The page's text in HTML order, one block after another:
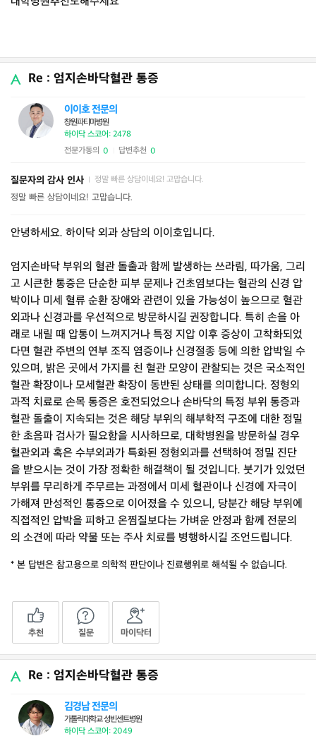
Re : 엄지손바닥혈관 통증
이이호 전문의
창원파티마병원
하이닥 스코어: 2478
전문가동의 0 답변추천 0
질문자의 감사 인사 정말 빠른 상담이네요! 고맙습니다.
정말 빠른 상담이네요! 고맙습니다.
안녕하세요. 하이닥 외과 상담의 이이호입니다.
엄지손바닥 부위의 혈관 돌출과 함께 발생하는 쓰라림, 따가움, 그리
고 시큰한 통증은 단순한 피부 문제나 건초염보다는 혈관의 신경 압
박이나 미세 혈류 순환 장애와 관련이 있을 가능성이 높으므로 혈관
외과나 신경과를 우선적으로 방문하시길 권장합니다. 특히 손을 아
래로 내릴 때 압통이 느껴지거나 특정 지압 이후 증상이 고착화되었
다면 혈관 주변의 연부 조직 염증이나 신경절종 등에 의한 압박일 수
있으며, 밝은 곳에서 가지를 친 혈관 모양이 관찰되는 것은 국소적인
혈관 확장이나 모세혈관 확장이 동반된 상태를 의미합니다. 정형외
과적 치료로 손목 통증은 호전되었으나 손바닥의 특정 부위 통증과
혈관 돌출이 지속되는 것은 해당 부위의 해부학적 구조에 대한 정밀
한 초음파 검사가 필요함을 시사하므로, 대학병원을 방문하실 경우
혈관외과 혹은 수부외과가 특화된 정형외과를 선택하여 정밀 진단
을 받으시는 것이 가장 정확한 해결책이 될 것입니다. 붓기가 있었던
부위를 무리하게 주무르는 과정에서 미세 혈관이나 신경에 자극이
가해져 만성적인 통증으로 이어졌을 수 있으니, 당분간 해당 부위에
직접적인 압박을 피하고 온찜질보다는 가벼운 안정과 함께 전문의
의 소견에 따라 약물 또는 주사 치료를 병행하시길 조언드립니다.
* 본 답변은 참고용으로 의학적 판단이나 진료행위로 해석될 수 없습니다.
추천 질문 마이닥터
Re : 엄지손바닥혈관 통증
김경남 전문의
가톨릭대학교 성빈센트병원
하이닥 스코어: 2049